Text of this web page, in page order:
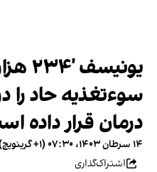
سوءتغذیه حاد را
درمان قرار داده
۱۴ سرطان ۱۴۰۳، ۰۷:۳۰ (‎+۱ گرینویچ)
اشتراک‌گذاری